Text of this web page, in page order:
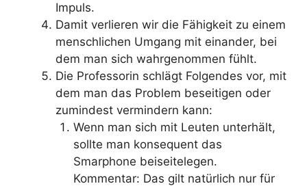
Impuls.
Damit verlieren wir die Fähigkeit zu einem
menschlichen Umgang mit einander, bei
dem man sich wahrgenommen fühlt.
Die Professorin schlägt Folgendes vor, mit
dem man das Problem beseitigen oder
zumindest vermindern kann:
Wenn man sich mit Leuten unterhält,
sollte man konsequent das
Smarphone beiseitelegen.
Kommentar: Das gilt natürlich nur für